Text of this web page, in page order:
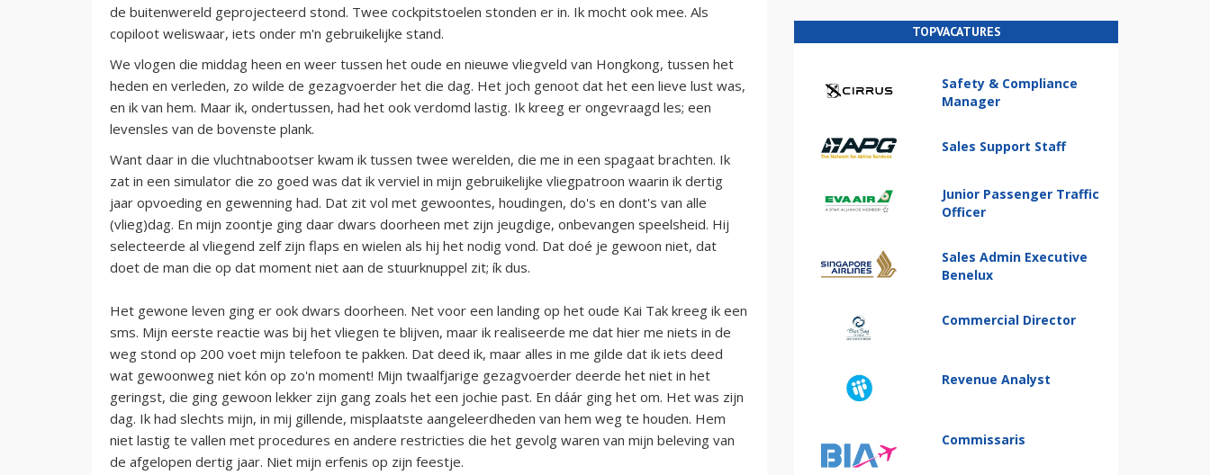
de buitenwereld geprojecteerd stond. Twee cockpitstoelen stonden er in. Ik mocht ook mee. Als
copiloot weliswaar, iets onder m'n gebruikelijke stand.
We vlogen die middag heen en weer tussen het oude en nieuwe vliegveld van Hongkong, tussen het
heden en verleden, zo wilde de gezagvoerder het die dag. Het joch genoot dat het een lieve lust was,
en ik van hem. Maar ik, ondertussen, had het ook verdomd lastig. Ik kreeg er ongevraagd les; een
levensles van de bovenste plank.
Want daar in die vluchtnabootser kwam ik tussen twee werelden, die me in een spagaat brachten. Ik
zat in een simulator die zo goed was dat ik verviel in mijn gebruikelijke vliegpatroon waarin ik dertig
jaar opvoeding en gewenning had. Dat zit vol met gewoontes, houdingen, do's en dont's van alle
(vlieg)dag. En mijn zoontje ging daar dwars doorheen met zijn jeugdige, onbevangen speelsheid. Hij
selecteerde al vliegend zelf zijn flaps en wielen als hij het nodig vond. Dat doé je gewoon niet, dat
doet de man die op dat moment niet aan de stuurknuppel zit; ík dus.
Het gewone leven ging er ook dwars doorheen. Net voor een landing op het oude Kai Tak kreeg ik een
sms. Mijn eerste reactie was bij het vliegen te blijven, maar ik realiseerde me dat hier me niets in de
weg stond op 200 voet mijn telefoon te pakken. Dat deed ik, maar alles in me gilde dat ik iets deed
wat gewoonweg niet kón op zo'n moment! Mijn twaalfjarige gezagvoerder deerde het niet in het
geringst, die ging gewoon lekker zijn gang zoals het een jochie past. En dáár ging het om. Het was zijn
dag. Ik had slechts mijn, in mij gillende, misplaatste aangeleerdheden van hem weg te houden. Hem
niet lastig te vallen met procedures en andere restricties die het gevolg waren van mijn beleving van
de afgelopen dertig jaar. Niet mijn erfenis op zijn feestje.
TOPVACATURES
Safety & Compliance
Manager
Sales Support Staff
Junior Passenger Traffic
Officer
Sales Admin Executive
Benelux
Commercial Director
Revenue Analyst
Commissaris